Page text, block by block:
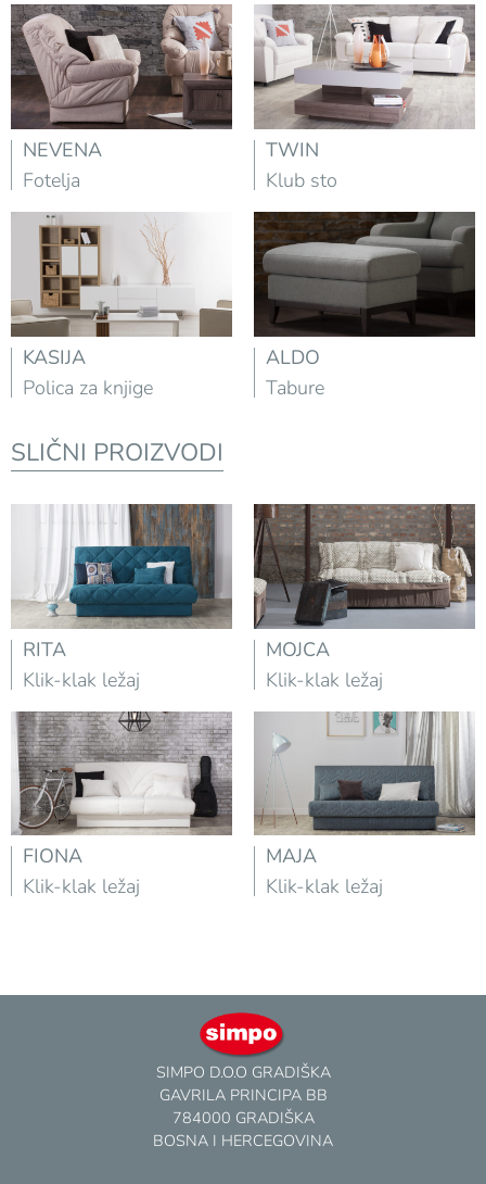
NEVENA
Fotelja
TWIN
Klub sto
KASIJA
Polica za knjige
ALDO
Tabure
SLIČNI PROIZVODI
RITA
Klik-klak ležaj
MOJCA
Klik-klak ležaj
FIONA
Klik-klak ležaj
MAJA
Klik-klak ležaj
SIMPO D.O.O GRADIŠKA
GAVRILA PRINCIPA BB
784000 GRADIŠKA
BOSNA I HERCEGOVINA